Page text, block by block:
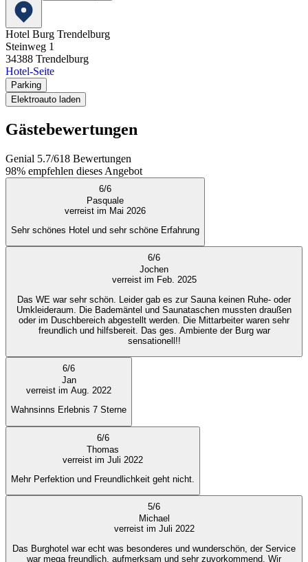
Hotel Burg Trendelburg
Steinweg 1
34388 Trendelburg
Hotel-Seite
Parking
Elektroauto laden
Gästebewertungen
Genial 5.7/618 Bewertungen
98% empfehlen dieses Angebot
6/6
Pasquale
verreist im Mai 2026
Sehr schönes Hotel und sehr schöne Erfahrung
6/6
Jochen
verreist im Feb. 2025
Das WE war sehr schön. Leider gab es zur Sauna keinen Ruhe- oder
Umkleideraum. Die Bademäntel und Saunataschen mussten draußen
oder im Duschbereich abgestellt werden. Die Mittarbeiter waren sehr
freundlich und hilfsbereit. Das ges. Ambiente der Burg war
sensationell!!
6/6
Jan
verreist im Aug. 2022
Wahnsinns Erlebnis 7 Sterne
6/6
Thomas
verreist im Juli 2022
Mehr Perfektion und Freundlichkeit geht nicht.
5/6
Michael
verreist im Juli 2022
Das Burghotel war echt was besonderes und wunderschön, der Service
war mega freundlich, aufmerksam und sehr zuvorkommend. Wir